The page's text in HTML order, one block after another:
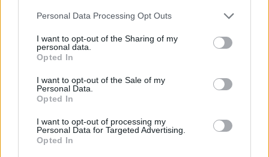
Please note that this website/app uses one or more Google
not limited to your visit or usage behaviour. You may click to
grant or deny consent to Google and its third-party tags to
use your data for below specified purposes in below Google
consent section.
Personal Data Processing Opt Outs
I want to opt-out of the Sharing of my
personal data.
Opted In
I want to opt-out of the Sale of my
Personal Data.
Opted In
I want to opt-out of processing my
Personal Data for Targeted Advertising.
Opted In